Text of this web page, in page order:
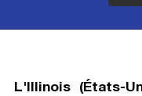
L'Illinois (États-